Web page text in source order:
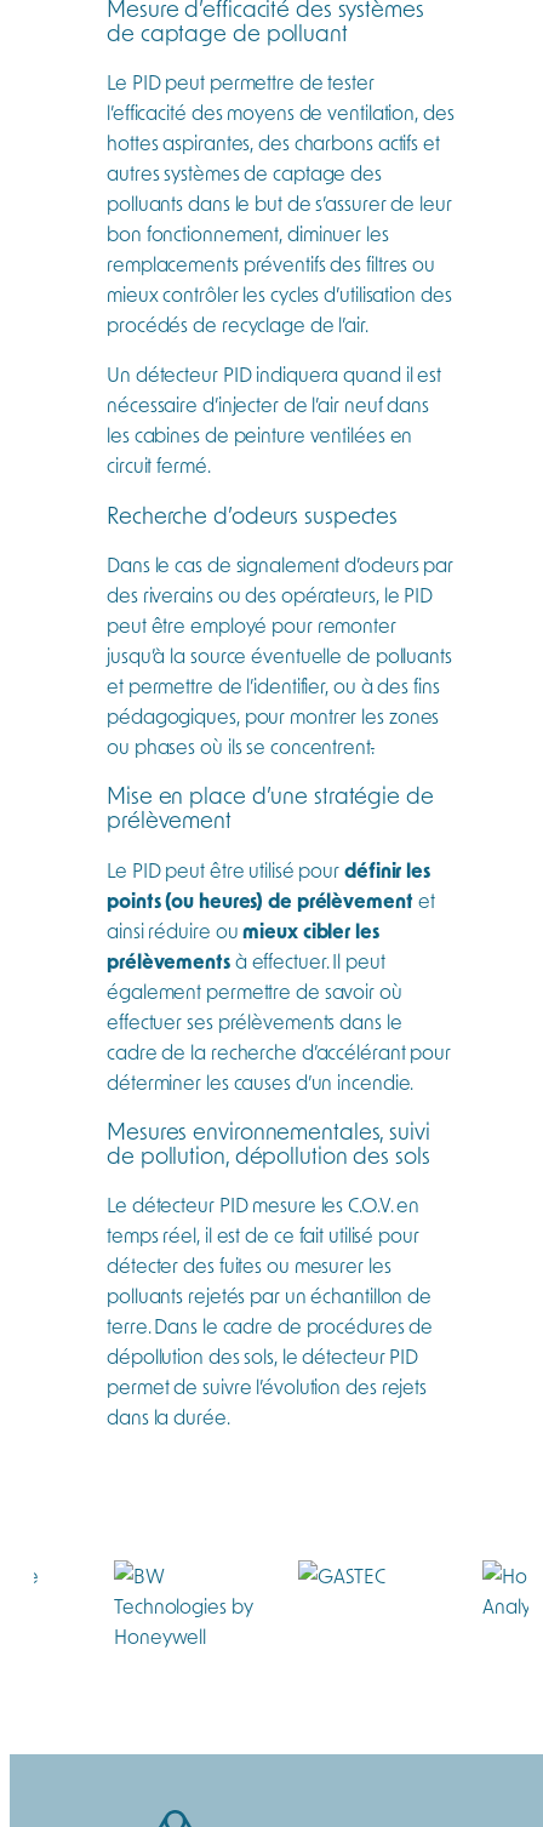
Mesure d’efficacité des systèmes
de captage de polluant
Le PID peut permettre de tester
l’efficacité des moyens de ventilation, des
hottes aspirantes, des charbons actifs et
autres systèmes de captage des
polluants dans le but de s’assurer de leur
bon fonctionnement, diminuer les
remplacements préventifs des filtres ou
mieux contrôler les cycles d’utilisation des
procédés de recyclage de l’air.
Un détecteur PID indiquera quand il est
nécessaire d’injecter de l’air neuf dans
les cabines de peinture ventilées en
circuit fermé.
Recherche d’odeurs suspectes
Dans le cas de signalement d’odeurs par
des riverains ou des opérateurs, le PID
peut être employé pour remonter
jusqu’à la source éventuelle de polluants
et permettre de l’identifier, ou à des fins
pédagogiques, pour montrer les zones
ou phases où ils se concentrent.
Mise en place d’une stratégie de
prélèvement
Le PID peut être utilisé pour définir les
points (ou heures) de prélèvementet
ainsi réduire oumieux cibler les
prélèvementsà effectuer. Il peut
également permettre de savoir où
effectuer ses prélèvements dans le
cadre de la recherche d’accélérant pour
déterminer les causes d’un incendie.
Mesures environnementales, suivi
de pollution, dépollution des sols
Le détecteur PID mesure les C.O.V. en
temps réel, il est de ce fait utilisé pour
détecter des fuites ou mesurer les
polluants rejetés par un échantillon de
terre. Dans le cadre de procédures de
dépollution des sols, le détecteur PID
permet de suivre l’évolution des rejets
dans la durée.